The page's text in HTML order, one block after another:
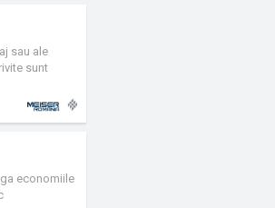
sau ale
sunt
economiile